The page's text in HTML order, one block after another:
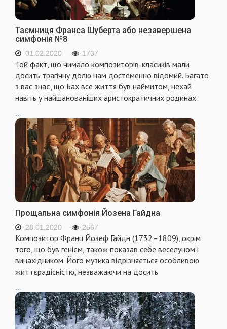
Таємниця Франса Шуберта або незавершена
симфонія №8
01.02.2020 1737
Той факт, що чимало композиторів-класиків мали
досить трагічну долю нам достеменно відомий. Багато
з вас знає, що Бах все життя був наймитом, нехай
навіть у найшанованіших аристократичних родинах
...
Прощальна симфонія Йозена Гайдна
28.01.2020 2567
Композитор Франц Йозеф Гайдн (1732–1809), окрім
того, що був генієм, також показав себе веселуном і
винахідником. Його музика відрізняється особливою
життєрадісністю, незважаючи на досить
...